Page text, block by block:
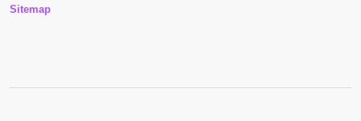
Sitemap